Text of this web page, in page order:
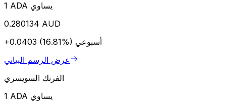
1 ADA يساوي
0.280134 AUD
+0.0403 (16.81%) أسبوعي
عرض الرسم البياني
الفرنك السويسري
1 ADA يساوي